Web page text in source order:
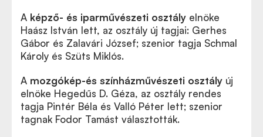
A képző- és iparművészeti osztály elnöke
Haász István lett, az osztály új tagjai: Gerhes
Gábor és Zalavári József; szenior tagja Schmal
Károly és Szüts Miklós.
A mozgókép-és színházművészeti osztály új
elnöke Hegedűs D. Géza, az osztály rendes
tagja Pintér Béla és Valló Péter lett; szenior
tagnak Fodor Tamást választották.